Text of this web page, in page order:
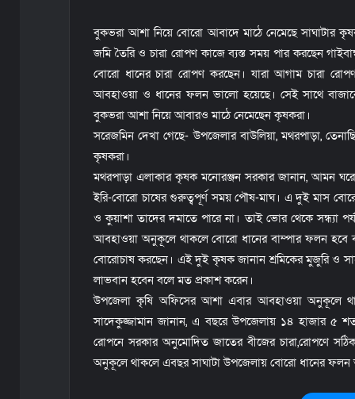
বুকভরা আশা নিয়ে বোরো আবাদে মাঠে নেমেছে সাঘাটার
জমি তৈরি ও চারা রোপণ কাজে ব্যস্ত সময় পার করছেন
বোরো ধানের চারা রোপণ করছেন। যারা আগাম চারা
আবহাওয়া ও ধানের ফলন ভালো হয়েছে। সেই সাথে
বুকভরা আশা নিয়ে আবারও মাঠে নেমেছেন কৃষকরা।
সরেজমিন দেখা গেছে- উপজেলার বাউলিয়া, মথরপাড়া,
কৃষকরা।
মথরপাড়া এলাকার কৃষক মনোরঞ্জন সরকার জানান, আমন ঘরে
ইরি-বোরো চাষের গুরুত্বপূর্ণ সময় পৌষ-মাঘ। এ দুই মাস
ও কুয়াশা তাদের দমাতে পারে না। তাই ভোর থেকে
আবহাওয়া অনুকূলে থাকলে বোরো ধানের বাম্পার ফলন
বোরোচাষ করছেন। এই দুই কৃষক জানান শ্রমিকের মুজুরি ও
লাভবান হবেন বলে মত প্রকাশ করেন।
উপজেলা কৃষি অফিসের আশা এবার আবহাওয়া অনুকূলে
সাদেকুজ্জামান জানান, এ বছরে উপজেলায় ১৪ হাজার ৫ শত
রোপনে সরকার অনুমোদিত জাতের বীজের চারা,রোপণে
অনুকূলে থাকলে এবছর সাঘাটা উপজেলায় বোরো ধানের ফলন